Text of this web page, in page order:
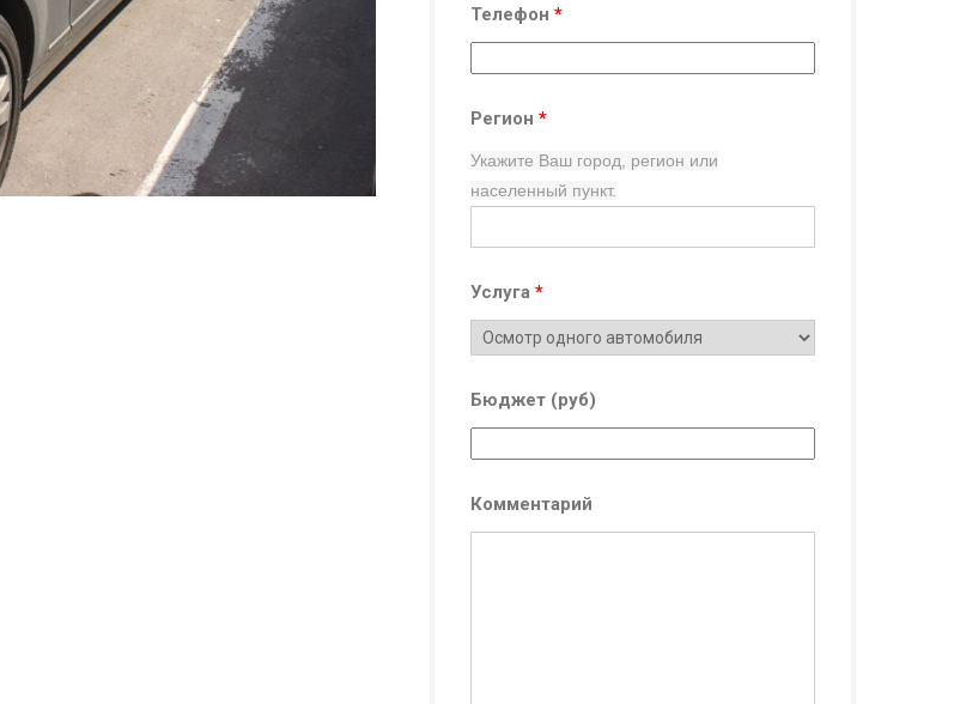
Телефон*
Регион*
Укажите Ваш город, регион или
населенный пункт.
Услуга*
Бюджет (руб)
Комментарий